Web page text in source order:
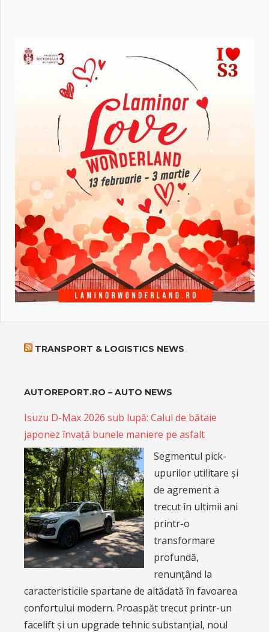
TRANSPORT & LOGISTICS NEWS
AUTOREPORT.RO – AUTO NEWS
Isuzu D-Max 2026 sub lupă: Calul de bătaie
japonez învață bunele maniere pe asfalt
Segmentul pick-
upurilor utilitare și
de agrement a
trecut în ultimii ani
printr-o
transformare
profundă,
renunțând la
caracteristicile spartane de altădată în favoarea
confortului modern. Proaspăt trecut printr-un
facelift și un upgrade tehnic substanțial, noul